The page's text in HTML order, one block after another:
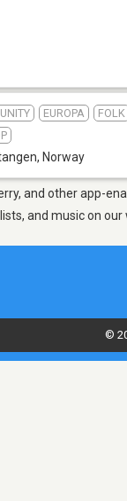
EUROPA
FOLK
, Norway
and other app-
and music on our
©